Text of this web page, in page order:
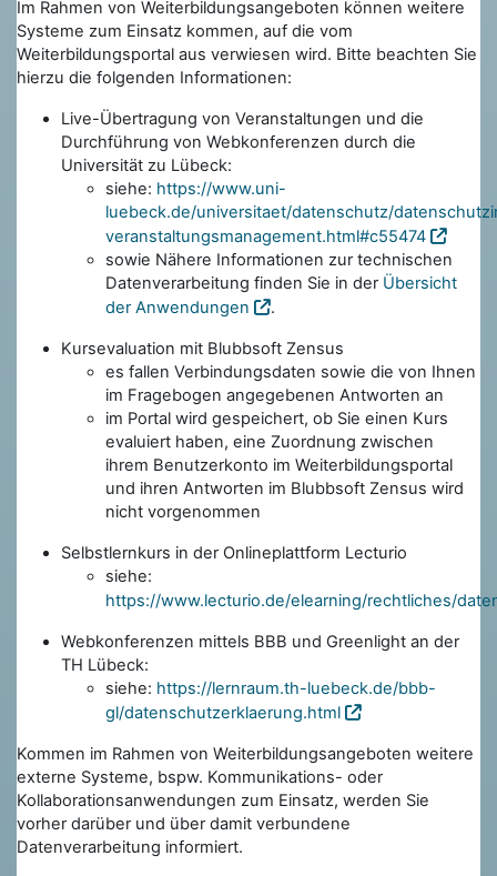
Im Rahmen von Weiterbildungsangeboten können weitere
Systeme zum Einsatz kommen, auf die vom
Weiterbildungsportal aus verwiesen wird. Bitte beachten Sie
hierzu die folgenden Informationen:
Live-Übertragung von Veranstaltungen und die
Durchführung von Webkonferenzen durch die
Universität zu Lübeck:
siehe: https://www.uni-
luebeck.de/universitaet/datenschutz/
veranstaltungsmanagement.html#c55474
sowie Nähere Informationen zur technischen
Datenverarbeitung finden Sie in der Übersicht
der Anwendungen
.
Kursevaluation mit Blubbsoft Zensus
es fallen Verbindungsdaten sowie die von Ihnen
im Fragebogen angegebenen Antworten an
im Portal wird gespeichert, ob Sie einen Kurs
evaluiert haben, eine Zuordnung zwischen
ihrem Benutzerkonto im Weiterbildungsportal
und ihren Antworten im Blubbsoft Zensus wird
nicht vorgenommen
Selbstlernkurs in der Onlineplattform Lecturio
siehe:
https://www.lecturio.de/elearning/rechtliches/
Webkonferenzen mittels BBB und Greenlight an der
TH Lübeck:
siehe: https://lernraum.th-luebeck.de/bbb-
gl/datenschutzerklaerung.html
Kommen im Rahmen von Weiterbildungsangeboten weitere
externe Systeme, bspw. Kommunikations- oder
Kollaborationsanwendungen zum Einsatz, werden Sie
vorher darüber und über damit verbundene
Datenverarbeitung informiert.